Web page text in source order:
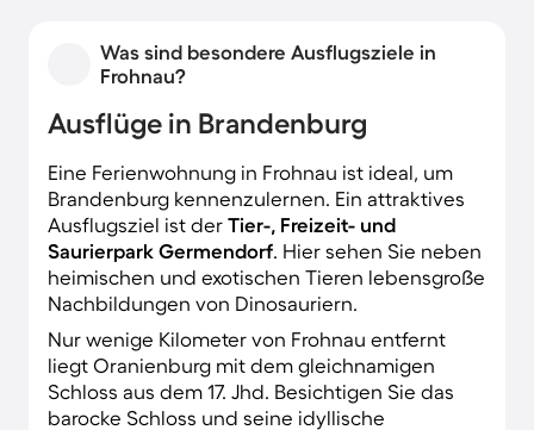
Was sind besondere Ausflugsziele in
Frohnau?
Ausflüge in Brandenburg
Eine Ferienwohnung in Frohnau ist ideal, um
Brandenburg kennenzulernen. Ein attraktives
Ausflugsziel ist der Tier-, Freizeit- und
Saurierpark Germendorf. Hier sehen Sie neben
heimischen und exotischen Tieren lebensgroße
Nachbildungen von Dinosauriern.
Nur wenige Kilometer von Frohnau entfernt
liegt Oranienburg mit dem gleichnamigen
Schloss aus dem 17. Jhd. Besichtigen Sie das
barocke Schloss und seine idyllische